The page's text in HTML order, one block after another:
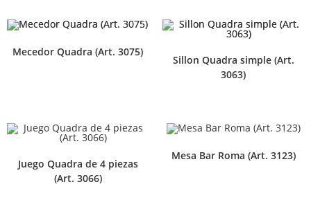
Mecedor Quadra (Art. 3075)
Sillon Quadra simple (Art.
3063)
Juego Quadra de 4 piezas
(Art. 3066)
Mesa Bar Roma (Art. 3123)